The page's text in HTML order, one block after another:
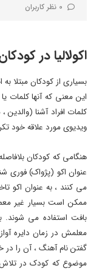
0 نظر کاربران
اکولالیا در
بسیاری از کودکان مبتلا به
این معنی که آنها کلمات
کلمات افراد آشنا (والدین
ویدیوی مورد علاقه خود
هنگامی که کودکان
عنوان اکو (پژواک) فوری
می کنند ، به عنوان اکو
ممکن است بسیار غیر
بافت استفاده می
معلمش در زمان دایره
گفتن نام آهنگ ، آن را
موضوع که کودک در